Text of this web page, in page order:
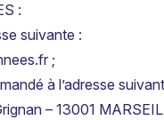
:
suivante :
;
à l’adresse
– 13001